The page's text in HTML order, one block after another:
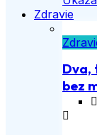
Zdravie
Dva,
bez